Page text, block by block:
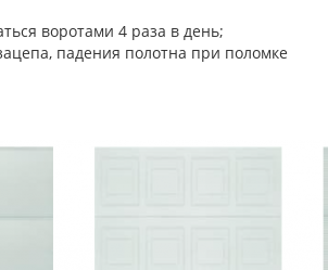
воротами 4 раза в день;
падения полотна при поломке